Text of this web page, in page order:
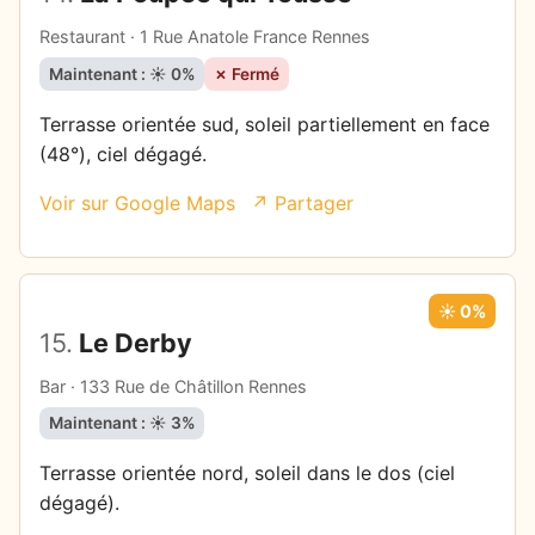
Restaurant · 1 Rue Anatole France Rennes
Maintenant : ☀️ 0% ✗ Fermé
Terrasse orientée sud, soleil partiellement en face
(48°), ciel dégagé.
Voir sur Google Maps ↗ Partager
15. Le Derby
Bar · 133 Rue de Châtillon Rennes
☀️ 0%
Maintenant : ☀️ 3%
Terrasse orientée nord, soleil dans le dos (ciel
dégagé).